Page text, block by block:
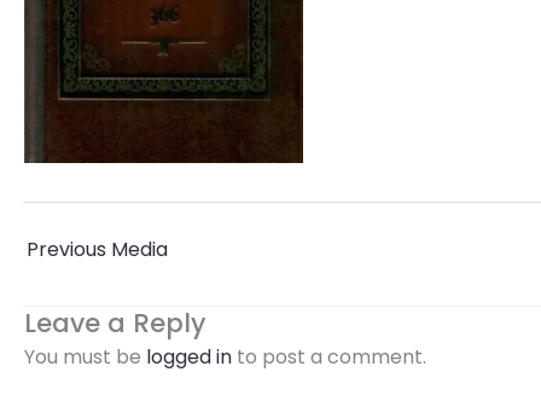
Previous Media
Leave a Reply
You must be logged in to post a comment.